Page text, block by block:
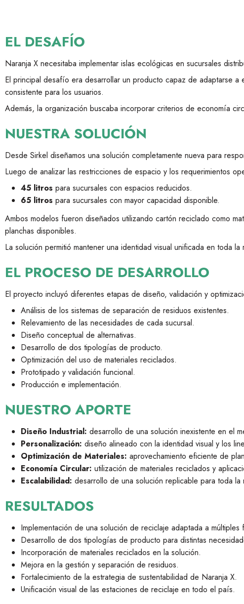
EL DESAFÍO
Naranja X necesitaba implementar islas ecológicas en sucursales
El principal desafío era desarrollar un producto capaz de adaptarse a
consistente para los usuarios.
Además, la organización buscaba incorporar criterios de economía
NUESTRA SOLUCIÓN
Desde Sirkel diseñamos una solución completamente nueva para
Luego de analizar las restricciones de espacio y los requerimientos
45 litros para sucursales con espacios reducidos.
65 litros para sucursales con mayor capacidad disponible.
Ambos modelos fueron diseñados utilizando cartón reciclado como
planchas disponibles.
La solución permitió mantener una identidad visual unificada en toda
EL PROCESO DE DESARROLLO
El proyecto incluyó diferentes etapas de diseño, validación y
Análisis de los sistemas de separación de residuos existentes.
Relevamiento de las necesidades de cada sucursal.
Diseño conceptual de alternativas.
Desarrollo de dos tipologías de producto.
Optimización del uso de materiales reciclados.
Prototipado y validación funcional.
Producción e implementación.
NUESTRO APORTE
Diseño Industrial: desarrollo de una solución inexistente en el
Personalización: diseño alineado con la identidad visual y los
Optimización de Materiales: aprovechamiento eficiente de
Economía Circular: utilización de materiales reciclados y
Escalabilidad: desarrollo de una solución replicable para toda
RESULTADOS
Implementación de una solución de reciclaje adaptada a múltiples
Desarrollo de dos tipologías de producto para distintas
Incorporación de materiales reciclados en la solución.
Mejora en la gestión y separación de residuos.
Fortalecimiento de la estrategia de sustentabilidad de Naranja X.
Unificación visual de las estaciones de reciclaje en todo el país.